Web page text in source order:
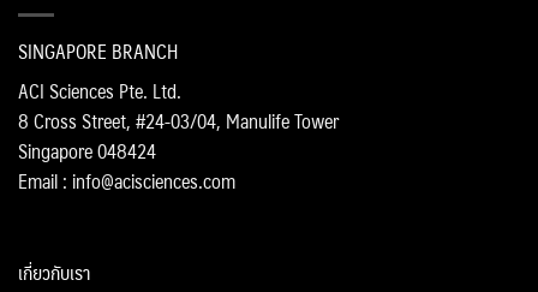
SINGAPORE BRANCH
ACI Sciences Pte. Ltd.
8 Cross Street, #24-03/04, Manulife Tower
Singapore 048424
Email : info@acisciences.com
เกี่ยวกับเรา